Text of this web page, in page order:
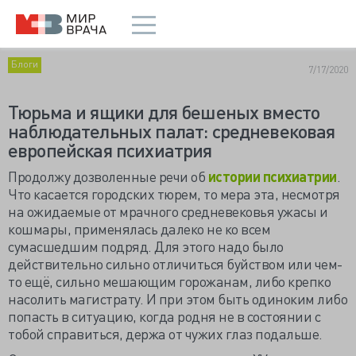
Блоги 7/17/2020
Тюрьма и ящики для бешеных вместо
наблюдательных палат: средневековая
европейская психиатрия
Продолжу дозволенные речи об истории психиатрии
Что касается городских тюрем, то мера эта, несмотря
на ожидаемые от мрачного средневековья ужасы и
кошмары, применялась далеко не ко всем
сумасшедшим подряд. Для этого надо было
действительно сильно отличиться буйством или чем-
то ещё, сильно мешающим горожанам, либо крепко
насолить магистрату. И при этом быть одиноким либо
попасть в ситуацию, когда родня не в состоянии с
тобой справиться, держа от чужих глаз подальше.